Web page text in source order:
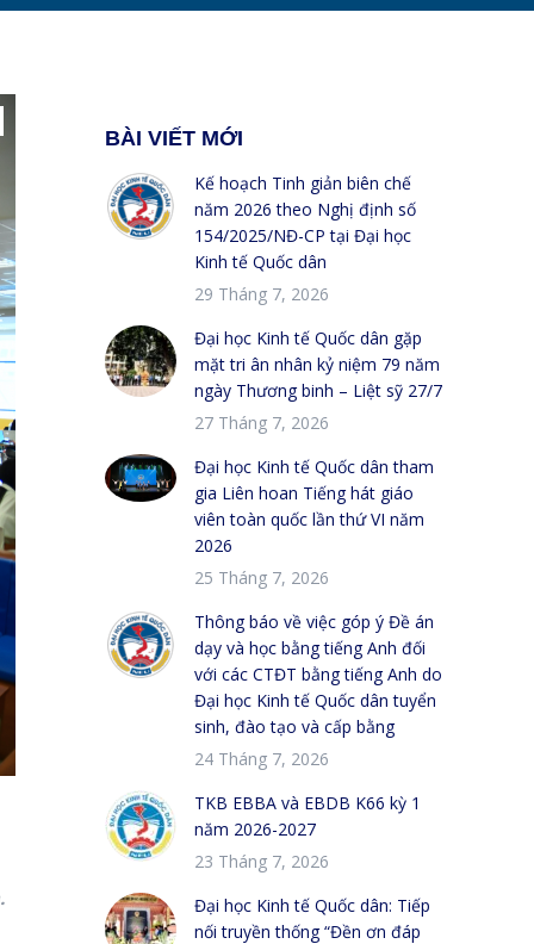
BÀI VIẾT MỚI
Kế hoạch Tinh giản biên chế
năm 2026 theo Nghị định số
154/2025/NĐ-CP tại Đại học
Kinh tế Quốc dân
29 Tháng 7, 2026
Đại học Kinh tế Quốc dân gặp
mặt tri ân nhân kỷ niệm 79 năm
ngày Thương binh – Liệt sỹ 27/7
27 Tháng 7, 2026
Đại học Kinh tế Quốc dân tham
gia Liên hoan Tiếng hát giáo
viên toàn quốc lần thứ VI năm
2026
25 Tháng 7, 2026
Thông báo về việc góp ý Đề án
dạy và học bằng tiếng Anh đối
với các CTĐT bằng tiếng Anh do
Đại học Kinh tế Quốc dân tuyển
sinh, đào tạo và cấp bằng
24 Tháng 7, 2026
TKB EBBA và EBDB K66 kỳ 1
năm 2026-2027
23 Tháng 7, 2026
Đại học Kinh tế Quốc dân: Tiếp
nối truyền thống “Đền ơn đáp